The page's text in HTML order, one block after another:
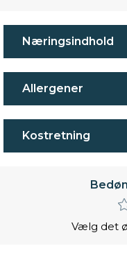
Næringsindhold
Allergener
Kostretning
Vælg det